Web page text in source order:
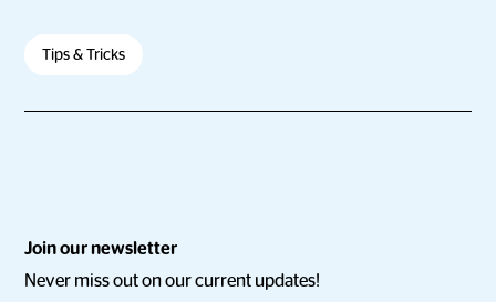
Tips & Tricks
Join our newsletter
Never miss out on our current updates!